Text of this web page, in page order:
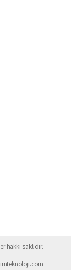
hakkı saklıdır.